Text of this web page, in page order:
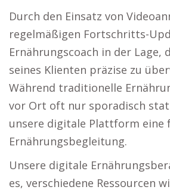
Durch den Einsatz von
regelmäßigen Fortschritts-
Ernährungscoach in der Lage,
seines Klienten präzise zu
Während traditionelle
vor Ort oft nur sporadisch
unsere digitale Plattform eine
Ernährungsbegleitung.
Unsere digitale
es, verschiedene Ressourcen